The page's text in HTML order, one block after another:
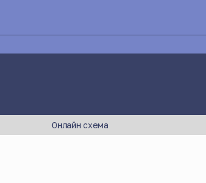
Онлайн схема